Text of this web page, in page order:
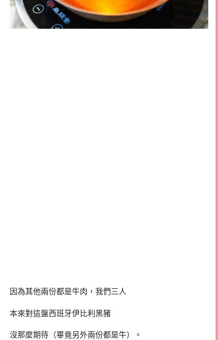
因為其他兩份都是牛肉，我們三人
本來對這盤西班牙伊比利黑豬
沒那麼期待（畢竟另外兩份都是牛）。